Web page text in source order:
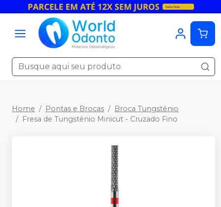
Home Pontas e Brocas
Broca Tungstênio
Fresa de Tungstênio Minicut - Cruzado Fino